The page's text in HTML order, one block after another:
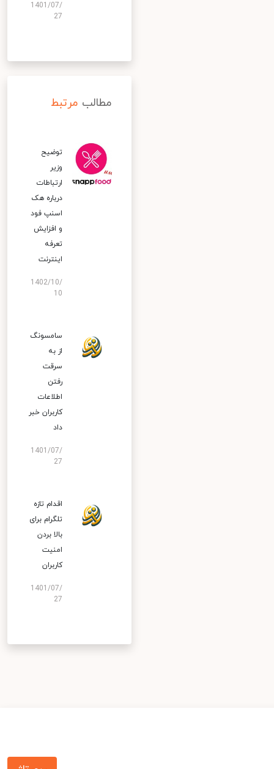
1401/07/
27
مطالب مرتبط
توضیح
وزیر
ارتباطات
درباره هک
اسنپ‌ فود
و افزایش
تعرفه
اینترنت
1402/10/
10
سامسونگ
از به
سرقت
رفتن
اطلاعات
کاربران خبر
داد
1401/07/
27
اقدام تازه
تلگرام برای
بالا بردن
امنیت
کاربران
1401/07/
27